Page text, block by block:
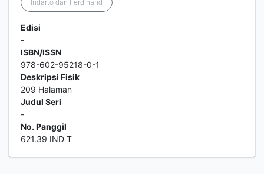
Indarto dan Ferdinand
Edisi
-
ISBN/ISSN
978-602-95218-0-1
Deskripsi Fisik
209 Halaman
Judul Seri
-
No. Panggil
621.39 IND T